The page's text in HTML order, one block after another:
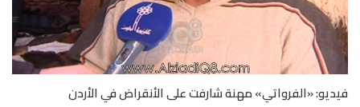
فيديو: «الفرواتي» مهنة شارفت على الأنقراض في الأردن